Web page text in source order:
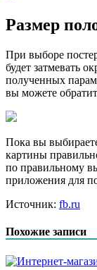
Размер
При выборе
будет затмевать
полученных
вы можете
Пока вы
картины
по правильному
приложения для
Источник: fb.ru
Похожие записи